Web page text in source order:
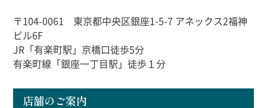
〒104-0061 東京都中央区銀座1-5-7 アネックス2福神
ビル6F
JR「有楽町駅」京橋口徒歩5分
有楽町線「銀座一丁目駅」徒歩１分
店舗のご案内